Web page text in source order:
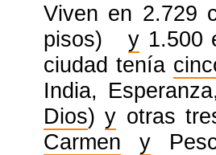
Viven en 2.729
pisos)
y 1.500
ciudad tenía
India,
Dios)y otras
Carmen
y